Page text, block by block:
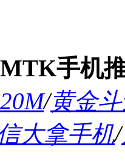
手机
/黄金
大拿手机/